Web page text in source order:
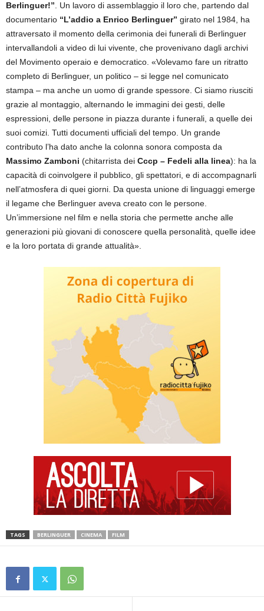
Berlinguer!”. Un lavoro di assemblaggio il loro che, partendo dal
documentario “L’addio a Enrico Berlinguer” girato nel 1984, ha
attraversato il momento della cerimonia dei funerali di Berlinguer
intervallandoli a video di lui vivente, che provenivano dagli archivi
del Movimento operaio e democratico. «Volevamo fare un ritratto
completo di Berlinguer, un politico – si legge nel comunicato
stampa – ma anche un uomo di grande spessore. Ci siamo riusciti
grazie al montaggio, alternando le immagini dei gesti, delle
espressioni, delle persone in piazza durante i funerali, a quelle dei
suoi comizi. Tutti documenti ufficiali del tempo. Un grande
contributo l’ha dato anche la colonna sonora composta da
Massimo Zamboni (chitarrista dei Cccp – Fedeli alla linea): ha la
capacità di coinvolgere il pubblico, gli spettatori, e di accompagnarli
nell’atmosfera di quei giorni. Da questa unione di linguaggi emerge
il legame che Berlinguer aveva creato con le persone.
Un’immersione nel film e nella storia che permette anche alle
generazioni più giovani di conoscere quella personalità, quelle idee
e la loro portata di grande attualità».
TAGS BERLINGUER CINEMA FILM